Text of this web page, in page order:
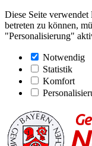
Diese Seite verwendet
betreten zu können,
"Personalisierung"
Notwendig
Statistik
Komfort